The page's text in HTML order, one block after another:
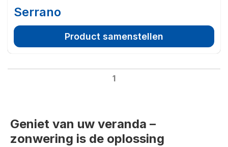
Serrano
Product samenstellen
1
Geniet van uw veranda –
zonwering is de oplossing